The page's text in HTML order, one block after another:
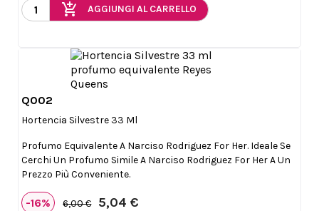
add_shopping_cart AGGIUNGI AL CARRELLO
Q002
Hortencia Silvestre 33 Ml
Profumo Equivalente A Narciso Rodriguez For Her. Ideale Se
Cerchi Un Profumo Simile A Narciso Rodriguez For Her A Un
Prezzo Più Conveniente.
-16% 6,00 € 5,04 €